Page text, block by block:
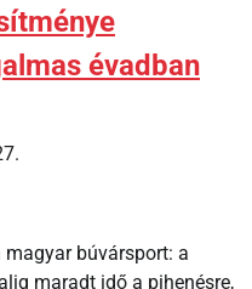
évadban
búvársport: a
maradt idő a pihenésre,